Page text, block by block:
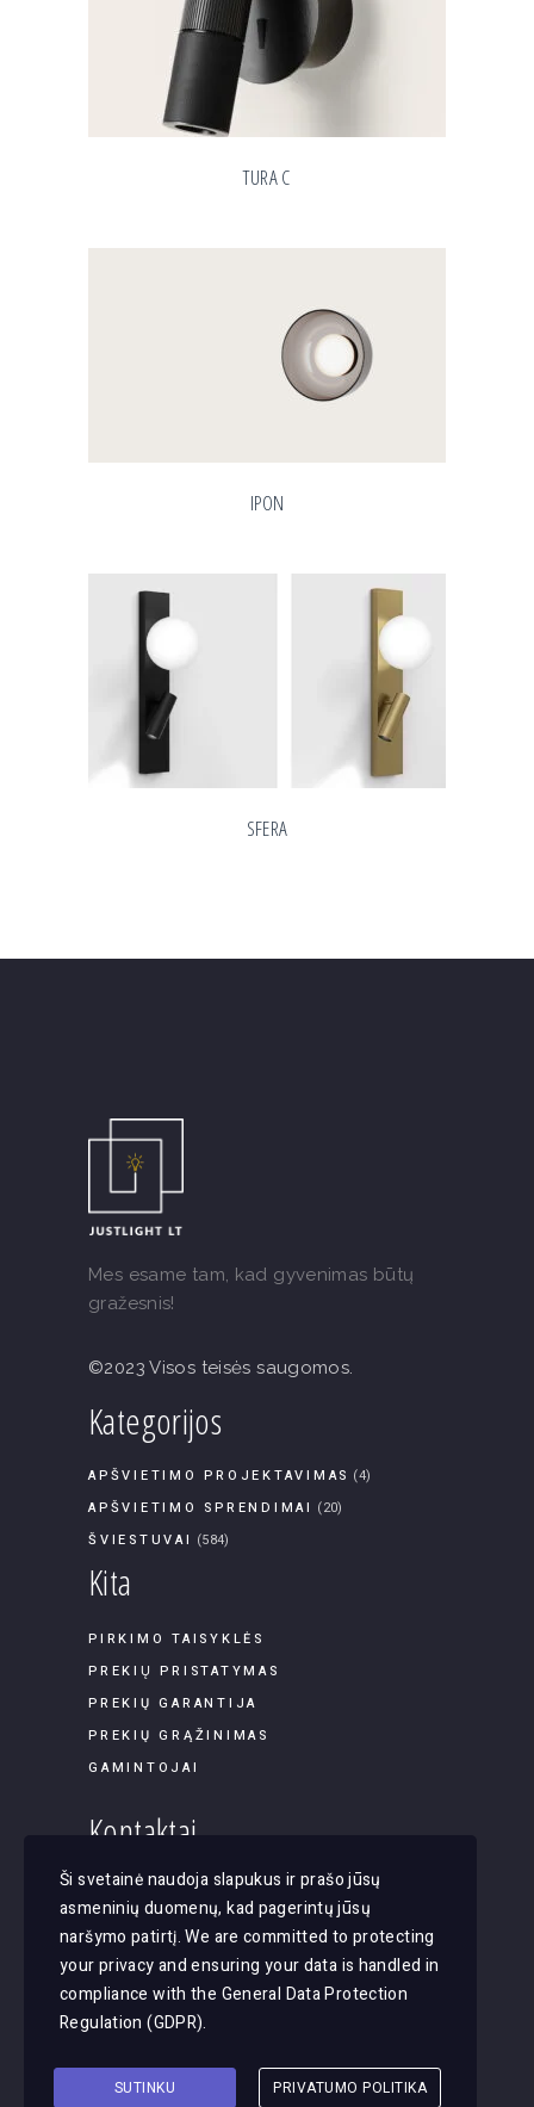
TURA C
IPON
SFERA
Mes esame tam, kad gyvenimas būtų
gražesnis!
©2023 Visos teisės saugomos.
Kategorijos
APŠVIETIMO PROJEKTAVIMAS (4)
APŠVIETIMO SPRENDIMAI (20)
ŠVIESTUVAI (584)
Kita
PIRKIMO TAISYKLĖS
PREKIŲ PRISTATYMAS
PREKIŲ GARANTIJA
PREKIŲ GRĄŽINIMAS
GAMINTOJAI
Kontaktai
Panerių g. 45B-9, LT-03202, Vilnius
El. paštas: apsvietimas@justlight.lt
Tel. +370 655 29065
Ši svetainė naudoja slapukus ir prašo jūsų
asmeninių duomenų, kad pagerintų jūsų
naršymo patirtį. We are committed to protecting
your privacy and ensuring your data is handled in
compliance with the General Data Protection
Regulation (GDPR).
SUTINKU PRIVATUMO POLITIKA